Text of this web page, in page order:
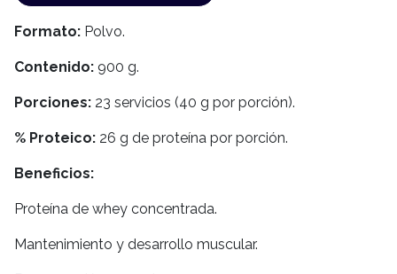
Formato: Polvo.
Contenido: 900 g.
Porciones: 23 servicios (40 g por porción).
% Proteico: 26 g de proteína por porción.
Beneficios:
Proteína de whey concentrada.
Mantenimiento y desarrollo muscular.